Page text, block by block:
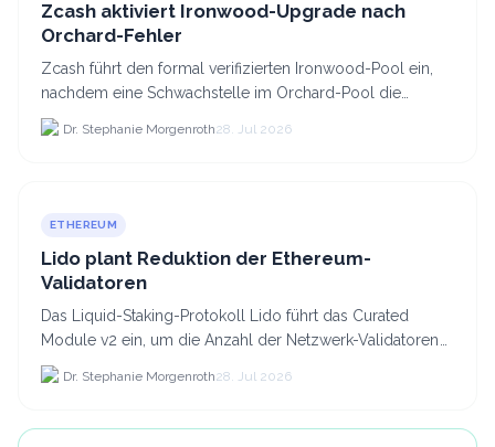
Zcash aktiviert Ironwood-Upgrade nach
Orchard-Fehler
Zcash führt den formal verifizierten Ironwood-Pool ein,
nachdem eine Schwachstelle im Orchard-Pool die
Erstellung gefälschter ZEC-Token ermöglichte.
Dr. Stephanie Morgenroth28. Jul 2026
ETHEREUM
Lido plant Reduktion der Ethereum-
Validatoren
Das Liquid-Staking-Protokoll Lido führt das Curated
Module v2 ein, um die Anzahl der Netzwerk-Validatoren
von 880.000 auf etwa 628.
Dr. Stephanie Morgenroth28. Jul 2026